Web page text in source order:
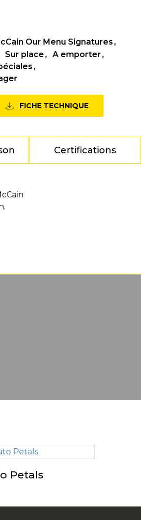
Our Menu Signatures
Sur place
A emporter
FICHE TECHNIQUE
Certifications
Petals